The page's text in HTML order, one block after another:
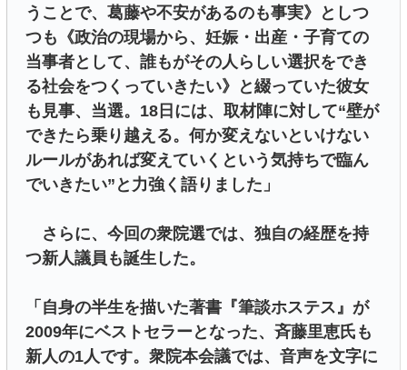
うことで、葛藤や不安があるのも事実》としつ
つも《政治の現場から、妊娠・出産・子育ての
当事者として、誰もがその人らしい選択をでき
る社会をつくっていきたい》と綴っていた彼女
も見事、当選。18日には、取材陣に対して“壁が
できたら乗り越える。何か変えないといけない
ルールがあれば変えていくという気持ちで臨ん
でいきたい”と力強く語りました」
さらに、今回の衆院選では、独自の経歴を持
つ新人議員も誕生した。
「自身の半生を描いた著書『筆談ホステス』が
2009年にベストセラーとなった、斉藤里恵氏も
新人の1人です。衆院本会議では、音声を文字に